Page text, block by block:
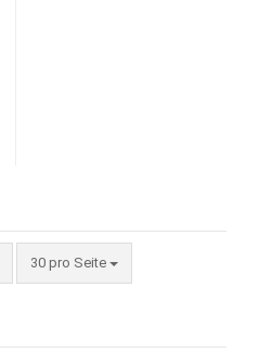
30 pro Seite
pro Seite